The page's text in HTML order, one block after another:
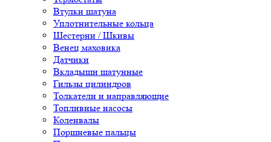
Втулки шатуна
Уплотнительные кольца
Шестерни / Шкивы
Венец маховика
Датчики
Вкладыши шатунные
Гильзы цилиндров
Толкатели и направляющие
Топливные насосы
Коленвалы
Поршневые пальцы